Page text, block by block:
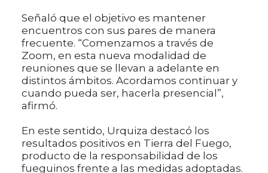
Señaló que el objetivo es mantener
encuentros con sus pares de manera
frecuente. “Comenzamos a través de
Zoom, en esta nueva modalidad de
reuniones que se llevan a adelante en
distintos ámbitos. Acordamos continuar y
cuando pueda ser, hacerla presencial”,
afirmó.
En este sentido, Urquiza destacó los
resultados positivos en Tierra del Fuego,
producto de la responsabilidad de los
fueguinos frente a las medidas adoptadas.